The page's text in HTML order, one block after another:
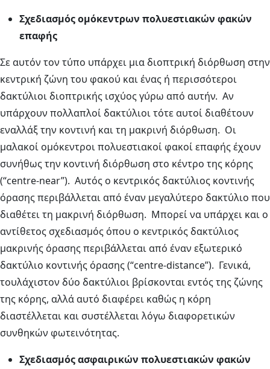
Σχεδιασμός ομόκεντρων πολυεστιακών φακών
επαφής
Σε αυτόν τον τύπο υπάρχει μια διοπτρική διόρθωση στην
κεντρική ζώνη του φακού και ένας ή περισσότεροι
δακτύλιοι διοπτρικής ισχύος γύρω από αυτήν. Αν
υπάρχουν πολλαπλοί δακτύλιοι τότε αυτοί διαθέτουν
εναλλάξ την κοντινή και τη μακρινή διόρθωση. Οι
μαλακοί ομόκεντροι πολυεστιακοί φακοί επαφής έχουν
συνήθως την κοντινή διόρθωση στο κέντρο της κόρης
(“centre-near”). Αυτός ο κεντρικός δακτύλιος κοντινής
όρασης περιβάλλεται από έναν μεγαλύτερο δακτύλιο που
διαθέτει τη μακρινή διόρθωση. Μπορεί να υπάρχει και ο
αντίθετος σχεδιασμός όπου ο κεντρικός δακτύλιος
μακρινής όρασης περιβάλλεται από έναν εξωτερικό
δακτύλιο κοντινής όρασης (“centre-distance”). Γενικά,
τουλάχιστον δύο δακτύλιοι βρίσκονται εντός της ζώνης
της κόρης, αλλά αυτό διαφέρει καθώς η κόρη
διαστέλλεται και συστέλλεται λόγω διαφορετικών
συνθηκών φωτεινότητας.
Σχεδιασμός ασφαιρικών πολυεστιακών φακών